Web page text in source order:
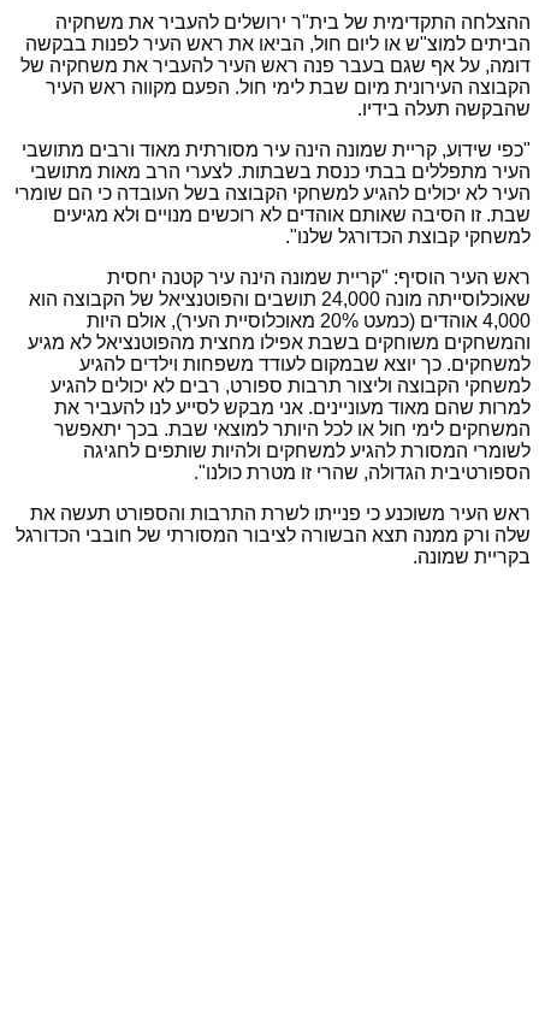
ההצלחה התקדימית של בית"ר ירושלים להעביר את משחקיה
הביתים למוצ"ש או ליום חול, הביאו את ראש העיר לפנות בבקשה
דומה, על אף שגם בעבר פנה ראש העיר להעביר את משחקיה של
הקבוצה העירונית מיום שבת לימי חול. הפעם מקווה ראש העיר
שהבקשה תעלה בידיו.
"כפי שידוע, קריית שמונה הינה עיר מסורתית מאוד ורבים מתושבי
העיר מתפללים בבתי כנסת בשבתות. לצערי הרב מאות מתושבי
העיר לא יכולים להגיע למשחקי הקבוצה בשל העובדה כי הם שומרי
שבת. זו הסיבה שאותם אוהדים לא רוכשים מנויים ולא מגיעים
למשחקי קבוצת הכדורגל שלנו".
ראש העיר הוסיף: "קריית שמונה הינה עיר קטנה יחסית
שאוכלוסייתה מונה 24,000 תושבים והפוטנציאל של הקבוצה הוא
4,000 אוהדים (כמעט 20% מאוכלוסיית העיר), אולם היות
והמשחקים משוחקים בשבת אפילו מחצית מהפוטנציאל לא מגיע
למשחקים. כך יוצא שבמקום לעודד משפחות וילדים להגיע
למשחקי הקבוצה וליצור תרבות ספורט, רבים לא יכולים להגיע
למרות שהם מאוד מעוניינים. אני מבקש לסייע לנו להעביר את
המשחקים לימי חול או לכל היותר למוצאי שבת. בכך יתאפשר
לשומרי המסורת להגיע למשחקים ולהיות שותפים לחגיגה
הספורטיבית הגדולה, שהרי זו מטרת כולנו".
ראש העיר משוכנע כי פנייתו לשרת התרבות והספורט תעשה את
שלה ורק ממנה תצא הבשורה לציבור המסורתי של חובבי הכדורגל
בקריית שמונה.